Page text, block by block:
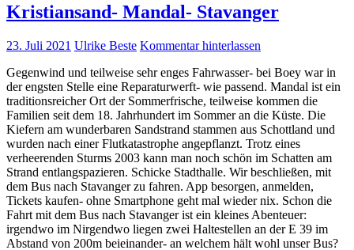
Kristiansand- Mandal- Stavanger
23. Juli 2021 Ulrike Beste Kommentar hinterlassen
Gegenwind und teilweise sehr enges Fahrwasser- bei Boey war in
der engsten Stelle eine Reparaturwerft- wie passend. Mandal ist ein
traditionsreicher Ort der Sommerfrische, teilweise kommen die
Familien seit dem 18. Jahrhundert im Sommer an die Küste. Die
Kiefern am wunderbaren Sandstrand stammen aus Schottland und
wurden nach einer Flutkatastrophe angepflanzt. Trotz eines
verheerenden Sturms 2003 kann man noch schön im Schatten am
Strand entlangspazieren. Schicke Stadthalle. Wir beschließen, mit
dem Bus nach Stavanger zu fahren. App besorgen, anmelden,
Tickets kaufen- ohne Smartphone geht mal wieder nix. Schon die
Fahrt mit dem Bus nach Stavanger ist ein kleines Abenteuer:
irgendwo im Nirgendwo liegen zwei Haltestellen an der E 39 im
Abstand von 200m beieinander- an welchem hält wohl unser Bus?